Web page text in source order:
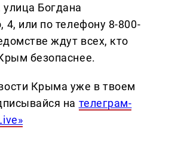
Богдана
4, или по телефону 8-800-
ждут всех, кто
безопаснее.
Крыма уже в твоем
на телеграм-